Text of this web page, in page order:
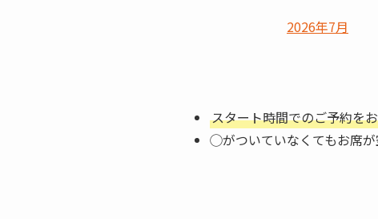
2026年7月
スタート時間でのご予約を
◯がついていなくてもお席